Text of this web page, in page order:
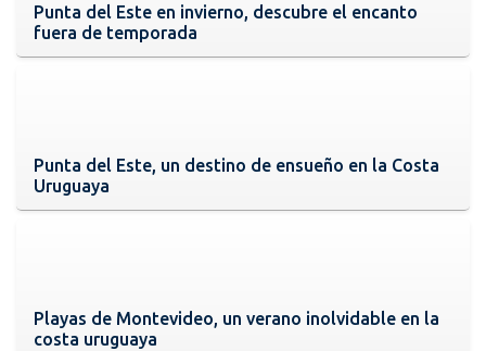
Punta del Este en invierno, descubre el encanto
fuera de temporada
Punta del Este, un destino de ensueño en la Costa
Uruguaya
Playas de Montevideo, un verano inolvidable en la
costa uruguaya